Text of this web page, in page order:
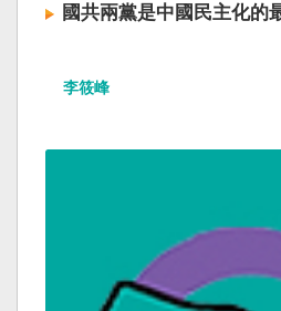
國共兩黨是中國民主化的
李筱峰